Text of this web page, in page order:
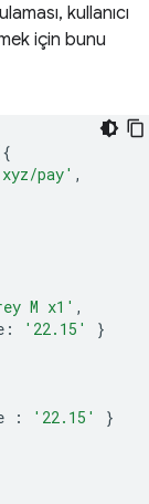
kullanıcı
için bunu
pay' ,
M x1' ,
: '22.15'
}
: '22.15'
}